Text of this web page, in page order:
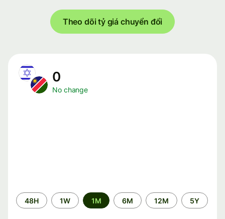
Theo dõi tỷ giá chuyển đổi
0
No change
Time
period
48H 1W 1M 6M 12M 5Y